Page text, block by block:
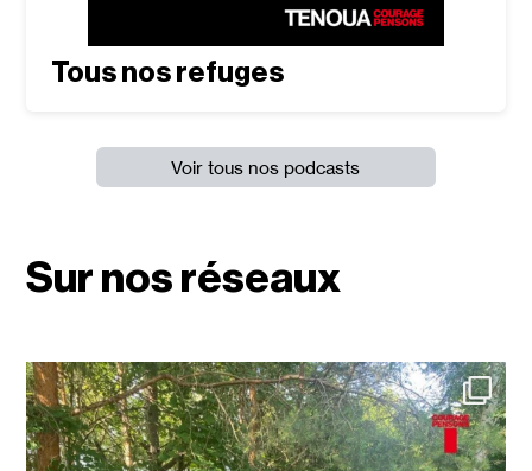
Tous nos refuges
Voir tous nos podcasts
Sur nos réseaux